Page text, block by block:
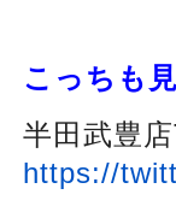
こっちも
半田武豊
https://